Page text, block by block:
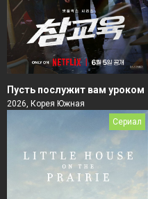
Пусть послужит вам уроком
2026, Корея Южная
Сериал